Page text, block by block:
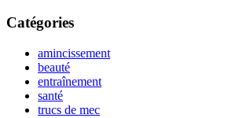
Catégories
amincissement
beauté
entraînement
santé
trucs de mec